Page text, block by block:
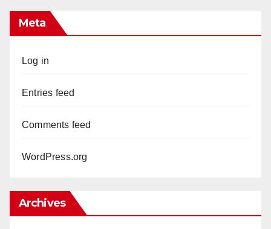
Meta
Log in
Entries feed
Comments feed
WordPress.org
Archives